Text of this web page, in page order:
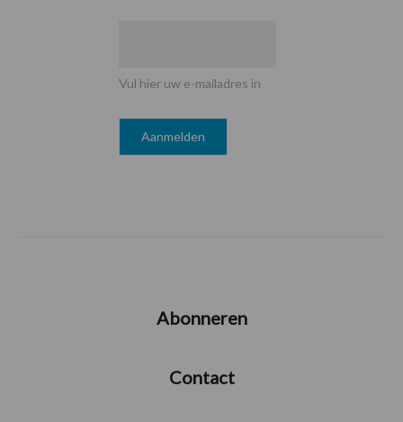
Vul hier uw e-mailadres in
Abonneren
Contact